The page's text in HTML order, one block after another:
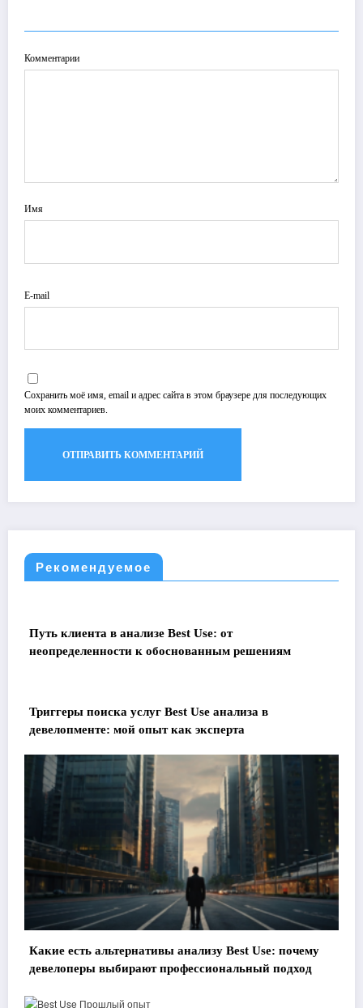
Комментарии
Имя
E-mail
Сохранить моё имя, email и адрес сайта в этом браузере для последующих
моих комментариев.
Рекомендуемое
Путь клиента в анализе Best Use: от
неопределенности к обоснованным решениям
Триггеры поиска услуг Best Use анализа в
девелопменте: мой опыт как эксперта
Какие есть альтернативы анализу Best Use: почему
девелоперы выбирают профессиональный подход